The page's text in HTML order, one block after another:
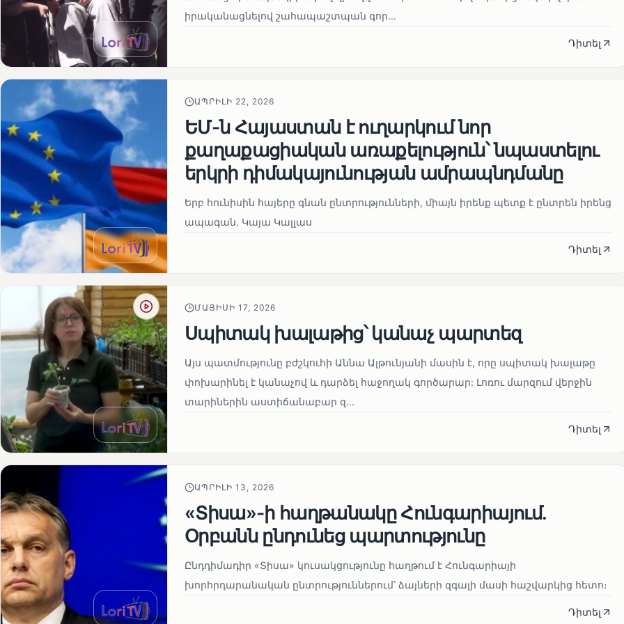
իրականացնելով շահապաշտպան գոր...
Դիտել
ԱՊՐԻԼԻ 22, 2026
ԵՄ-ն Հայաստան է ուղարկում նոր
քաղաքացիական առաքելություն՝ նպաստելու
երկրի դիմակայունության ամրապնդմանը
Երբ հունիսին հայերը գնան ընտրությունների, միայն իրենք պետք է ընտրեն իրենց
ապագան. Կայա Կալլաս
Դիտել
ՄԱՅԻՍԻ 17, 2026
Սպիտակ խալաթից՝ կանաչ պարտեզ
Այս պատմությունը բժշկուհի Աննա Ալթունյանի մասին է, որը սպիտակ խալաթը
փոխարինել է կանաչով և դարձել հաջողակ գործարար: Լոռու մարզում վերջին
տարիներին աստիճանաբար զ...
Դիտել
ԱՊՐԻԼԻ 13, 2026
«Տիսա»-ի հաղթանակը Հունգարիայում․
Օրբանն ընդունեց պարտությունը
Ընդդիմադիր «Տիսա» կուսակցությունը հաղթում է Հունգարիայի
խորհրդարանական ընտրություններում՝ ձայների զգալի մասի հաշվարկից հետո։
Դիտել